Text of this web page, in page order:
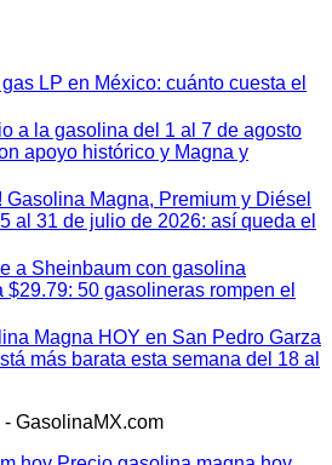
LP en México: cuánto cuesta el
a la gasolina del 1 al 7 de agosto
apoyo histórico y Magna y
Gasolina Magna, Premium y Diésel
al 31 de julio de 2026: así queda el
a Sheinbaum con gasolina
$29.79: 50 gasolineras rompen el
Magna HOY en San Pedro Garza
más barata esta semana del 18 al
GasolinaMX.com